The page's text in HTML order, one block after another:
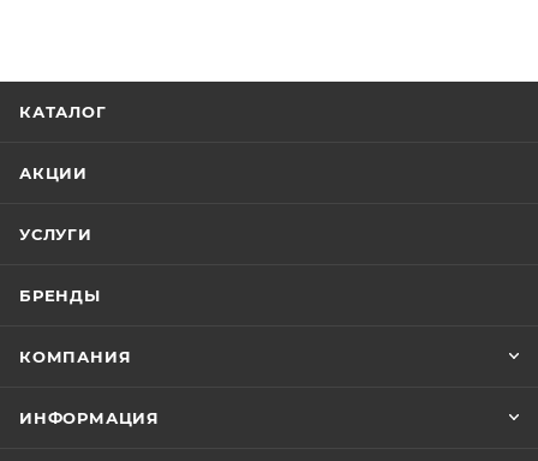
КАТАЛОГ
АКЦИИ
УСЛУГИ
БРЕНДЫ
КОМПАНИЯ
ИНФОРМАЦИЯ